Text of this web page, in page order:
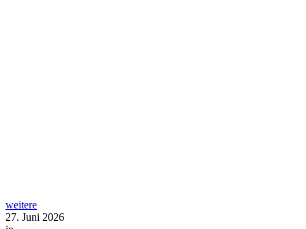
weitere
27. Juni 2026